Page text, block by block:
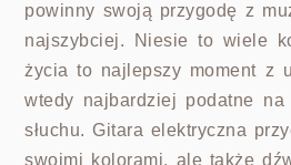
powinny swoją przygodę z
najszybciej. Niesie to wiele
życia to najlepszy moment z
wtedy najbardziej podatne
słuchu. Gitara elektryczna
swoimi kolorami, ale także